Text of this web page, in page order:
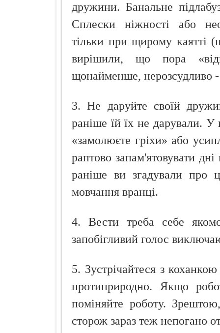
дружини. Банальне
Сплески ніжності або
тільки при щирому каятті
вирішили, що пора
щонайменше, нерозсудливо -
3. Не даруйте своїй
раніше їй їх не дарували. У
«замолюєте гріхи» або
раптово запам'ятовувати
раніше ви згадували про
мовчання вранці.
4. Вести треба себе
запобігливий голос
5. Зустрічайтеся з
протиприродно. Якщо
поміняйте роботу.
сторож зараз теж непогано